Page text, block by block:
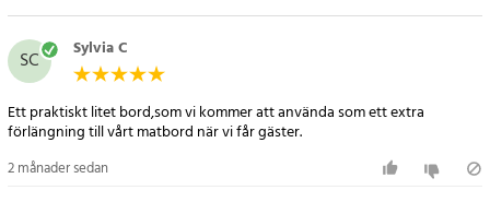
SC Sylvia C
Ett praktiskt litet bord,som vi kommer att använda som ett extra
förlängning till vårt matbord när vi får gäster.
2 månader sedan